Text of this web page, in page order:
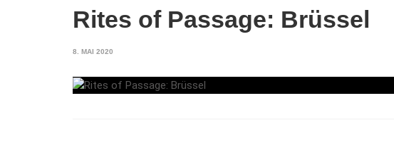
Rites of Passage: Brüssel
8. MAI 2020